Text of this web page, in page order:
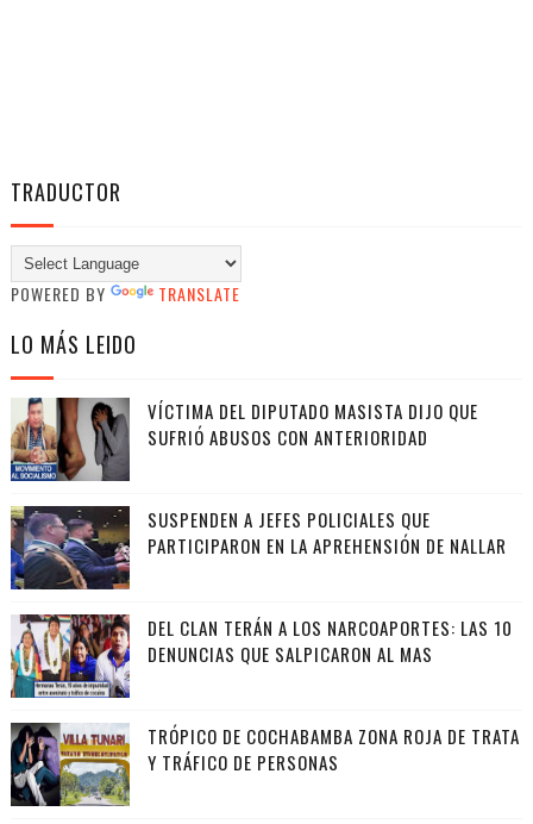
TRADUCTOR
POWERED BY TRANSLATE
LO MÁS LEIDO
VÍCTIMA DEL DIPUTADO MASISTA DIJO QUE
SUFRIÓ ABUSOS CON ANTERIORIDAD
SUSPENDEN A JEFES POLICIALES QUE
PARTICIPARON EN LA APREHENSIÓN DE NALLAR
DEL CLAN TERÁN A LOS NARCOAPORTES: LAS 10
DENUNCIAS QUE SALPICARON AL MAS
TRÓPICO DE COCHABAMBA ZONA ROJA DE TRATA
Y TRÁFICO DE PERSONAS